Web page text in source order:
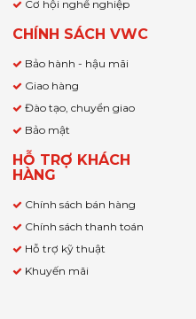
Cơ hội nghề nghiệp
CHÍNH SÁCH VWC
Bảo hành - hậu mãi
Giao hàng
Đào tạo, chuyển giao
Bảo mật
HỖ TRỢ KHÁCH
HÀNG
Chính sách bán hàng
Chính sách thanh toán
Hỗ trợ kỹ thuật
Khuyến mãi